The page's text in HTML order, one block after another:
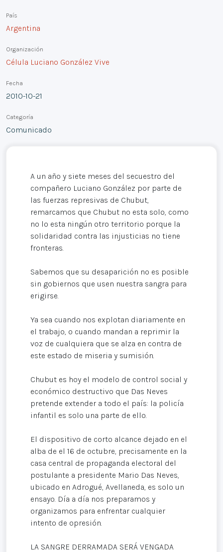
País
Argentina
Organización
Célula Luciano González Vive
Fecha
2010-10-21
Categoría
Comunicado
A un año y siete meses del secuestro del
compañero Luciano González por parte de
las fuerzas represivas de Chubut,
remarcamos que Chubut no esta solo, como
no lo esta ningún otro territorio porque la
solidaridad contra las injusticias no tiene
fronteras.
Sabemos que su desaparición no es posible
sin gobiernos que usen nuestra sangra para
erigirse.
Ya sea cuando nos explotan diariamente en
el trabajo, o cuando mandan a reprimir la
voz de cualquiera que se alza en contra de
este estado de miseria y sumisión.
Chubut es hoy el modelo de control social y
económico destructivo que Das Neves
pretende extender a todo el país: la policía
infantil es solo una parte de ello.
El dispositivo de corto alcance dejado en el
alba de el 16 de octubre, precisamente en la
casa central de propaganda electoral del
postulante a presidente Mario Das Neves,
ubicado en Adrogué, Avellaneda, es solo un
ensayo. Día a día nos preparamos y
organizamos para enfrentar cualquier
intento de opresión.
LA SANGRE DERRAMADA SERÁ VENGADA